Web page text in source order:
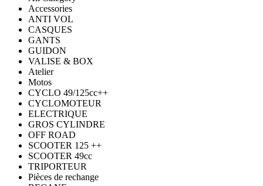
Accessories
ANTI VOL
CASQUES
GANTS
GUIDON
VALISE & BOX
Atelier
Motos
CYCLO 49/125cc++
CYCLOMOTEUR
ELECTRIQUE
GROS CYLINDRE
OFF ROAD
SCOOTER 125 ++
SCOOTER 49cc
TRIPORTEUR
Pièces de rechange